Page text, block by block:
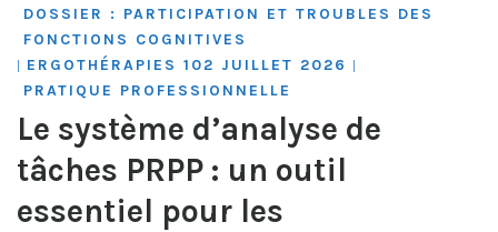
DOSSIER : PARTICIPATION ET TROUBLES DES
FONCTIONS COGNITIVES
ERGOTHÉRAPIES 102 JUILLET 2026
PRATIQUE PROFESSIONNELLE
Le système d’analyse de
tâches PRPP : un outil
essentiel pour les